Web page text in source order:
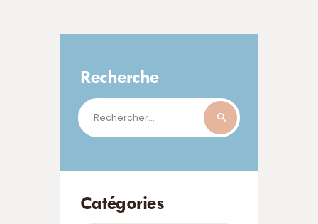
Recherche
Rechercher :
Catégories